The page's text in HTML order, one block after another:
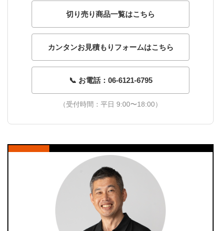
切り売り商品一覧はこちら
カンタンお見積もりフォームはこちら
📞 お電話：06-6121-6795
（受付時間：平日 9:00〜18:00）